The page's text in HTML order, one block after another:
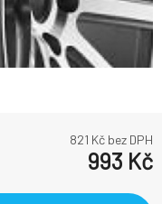
821 Kč bez DPH
993 Kč